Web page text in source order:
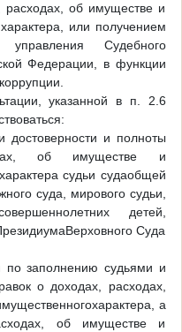
расходах, об имуществе и
или получением
Судебного
Федерации, в функции
указанной в п. 2.6
достоверности и полноты
об имуществе и
судьи судаобщей
суда, мирового судьи,
детей,
Суда
по заполнению судьями и
о доходах, расходах,
а
об имуществе и